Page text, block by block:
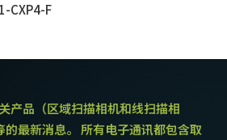
CXP4-F
产品（区域扫描相机和线扫描相
最新消息。 所有电子通讯都包含取